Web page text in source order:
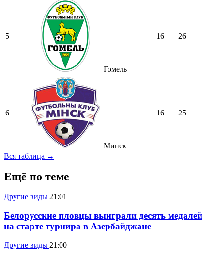
5
Гомель
16 26
6
Минск
16 25
Вся таблица →
Ещё по теме
Другие виды 21:01
Белорусские пловцы выиграли десять медалей
на старте турнира в Азербайджане
Другие виды 21:00